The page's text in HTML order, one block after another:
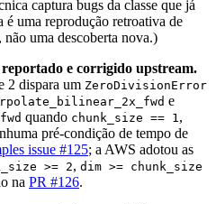
captura bugs da classe que já
uma reprodução retroativa de
uma descoberta nova.)
e corrigido upstream.
2 dispara um ZeroDivisionError
e
quando chunk_size == 1,
pré-condição de tempo de
issue #125; a AWS adotou as
>= 2, dim >= chunk_size
na PR #126.